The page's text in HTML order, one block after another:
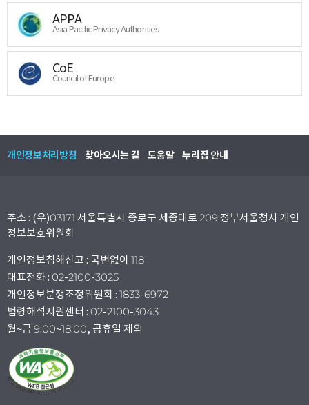
APPA
Asia Pacific Privacy Authorities
CoE
Council of Europe
개인정보처리방침 찾아오시는 길 도움말 누리집 안내
주소 : (우)03171 서울특별시 종로구 세종대로 209 정부서울청사 개인
정보보호위원회
개인정보침해신고 : 국번없이 118
대표전화 : 02-2100-3025
개인정보분쟁조정위원회 : 1833-6972
법령해석지원센터 : 02-2100-3043
월~금 9:00~18:00, 공휴일 제외